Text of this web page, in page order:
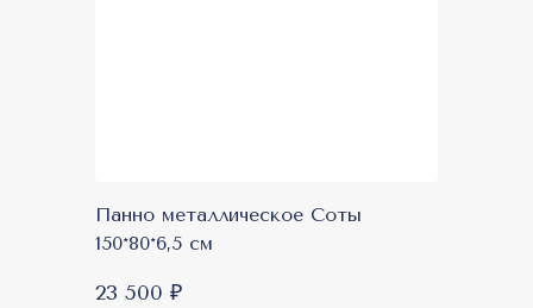
Панно металлическое Соты
150*80*6,5 см
23 500 ₽